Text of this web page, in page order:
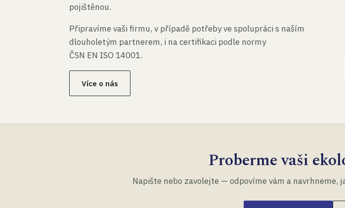
pojištěnou.
Připravíme vaši firmu, v případě potřeby ve spolupráci s naším
dlouholetým partnerem, i na certifikaci podle normy
ČSN EN ISO 14001.
Více o nás
Proberme vaši
Napište nebo zavolejte — odpovíme vám a